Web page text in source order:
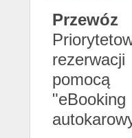
pomocą
"eBooking